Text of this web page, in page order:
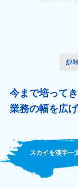
趣
今まで培って
業務の幅を広
スカイを漢字一